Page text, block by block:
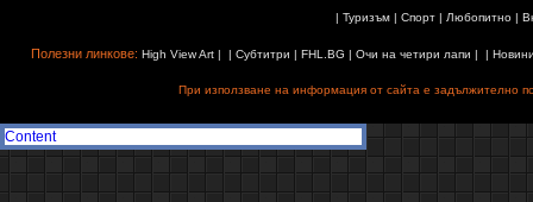
| Туризъм| Спорт| Любопитно|
Полезни линкове: High View Art| | Субтитри | FHL.BG | Очи на четири лапи | |
При използване на информация от сайта е задължително
Content